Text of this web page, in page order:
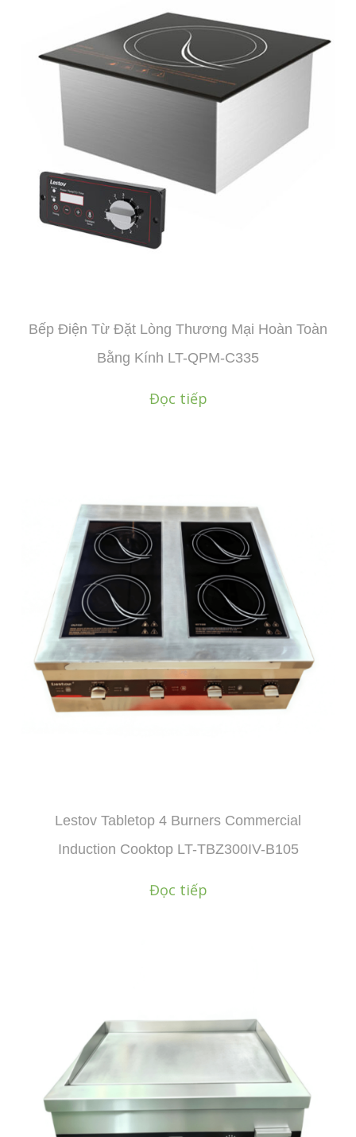
Bếp Điện Từ Đặt Lòng Thương Mại Hoàn Toàn
Bằng Kính LT-QPM-C335
Đọc tiếp
Lestov Tabletop 4 Burners Commercial
Induction Cooktop LT-TBZ300IV-B105
Đọc tiếp